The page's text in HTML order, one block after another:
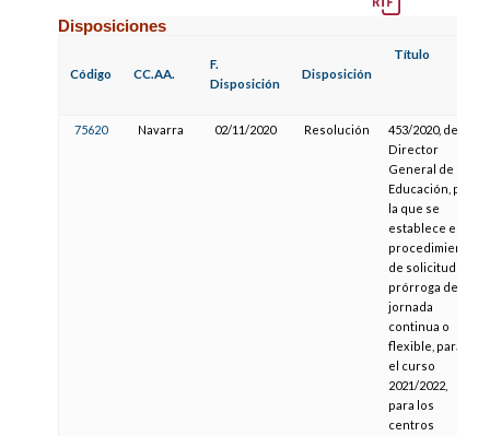
Disposiciones
Código CC.AA.
F.
Disposición
Disposición
Título
75620 Navarra 02/11/2020 Resolución
453/2020, del
Director
General de
Educación, por
la que se
establece el
procedimiento
de solicitud de
prórroga de la
jornada
continua o
flexible, para
el curso
2021/2022,
para los
centros